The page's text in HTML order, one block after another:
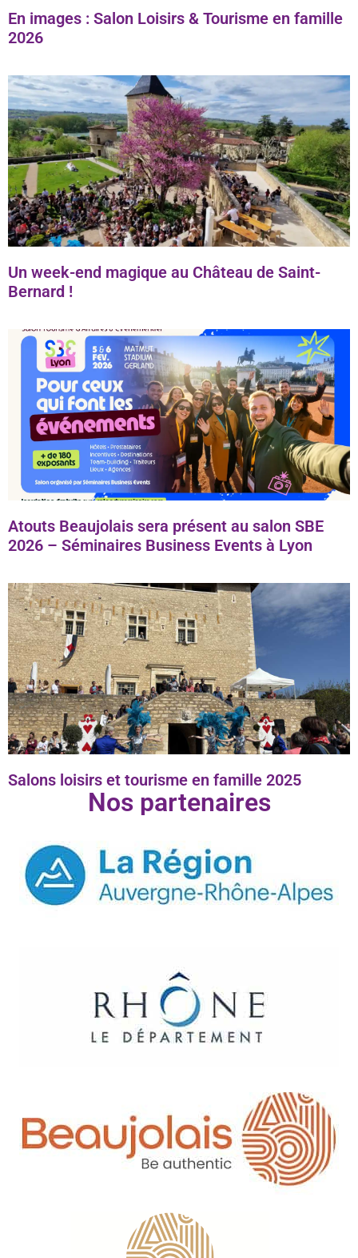
En images : Salon Loisirs & Tourisme en famille
2026
Un week-end magique au Château de Saint-
Bernard !
Atouts Beaujolais sera présent au salon SBE
2026 – Séminaires Business Events à Lyon
Salons loisirs et tourisme en famille 2025
Nos partenaires